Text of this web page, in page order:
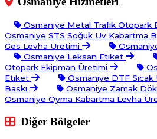
Osmaniye Metal Trafik Otopark
Osmaniye STS Soğuk Uv Kabartma
Ges Levha Üretimi
Osmaniye Leksan Etiket
Otopark Ekipman Üretimi
Etiket
Osmaniye DTF
Baskı
Osmaniye Zamak
Osmaniye Oyma Kabartma Levha
Diğer Bölgeler